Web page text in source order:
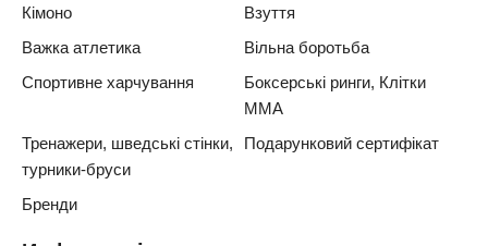
Кімоно
Взуття
Важка атлетика
Вільна боротьба
Спортивне харчування
Боксерські ринги, Клітки
ММА
Тренажери, шведські стінки,
турники-бруси
Подарунковий сертифікат
Бренди